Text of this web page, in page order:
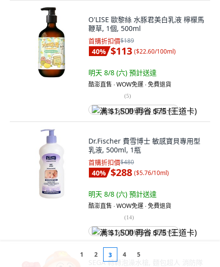
O'LISE 歐黎絲 水豚君美白乳液 檸檬馬
鞭草, 1個, 500ml
首購折扣價$189
40% $113 ($22.60/100ml)
明天 8/8 (六) 預計送達
酷澎直售 ∙ WOW免運 ∙ 免費退貨
(5)
满 $1,500 再省 $75 (王道卡)
Dr.Fischer 費雪博士 敏感寶貝專用型
乳液, 500ml, 1瓶
首購折扣價$480
40% $288 ($5.76/10ml)
明天 8/8 (六) 預計送達
酷澎直售 ∙ WOW免運 ∙ 免費退貨
(14)
满 $1,500 再省 $75 (王道卡)
SEGA 轉轉泡澡水槍, 麵包超人 消防隊
1 2 3 4 5